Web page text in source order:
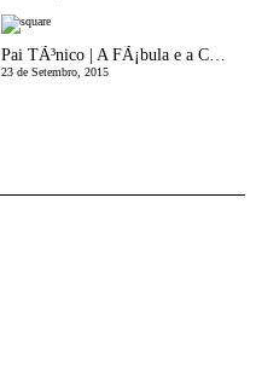
Pai TÃ³nico | A FÃ¡bula e a Culpa
23 de Setembro, 2015